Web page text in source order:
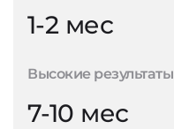
1-2 мес
Высокие результаты
7-10 мес